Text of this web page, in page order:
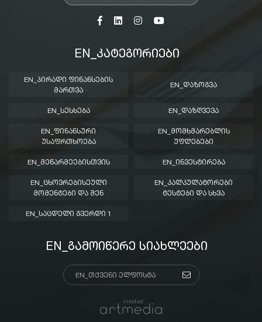
EN_ᲙᲐᲢᲔᲒᲝᲠᲘᲔᲑᲘ
EN_ᲞᲘᲠᲐᲓᲘ ᲤᲘᲜᲐᲜᲡᲔᲑᲘᲡ
ᲛᲐᲠᲗᲕᲐ
EN_ᲓᲐᲖᲝᲒᲕᲐ
EN_ᲡᲔᲡᲮᲔᲑᲐ EN_ᲓᲐᲖᲦᲕᲔᲕᲐ
EN_ᲤᲘᲜᲐᲜᲡᲣᲠᲘ
ᲣᲡᲐᲤᲠᲗᲮᲝᲔᲑᲐ
EN_ᲛᲝᲛᲮᲛᲐᲠᲔᲑᲚᲘᲡ
ᲣᲤᲚᲔᲑᲔᲑᲘ
EN_ᲛᲔᲬᲐᲠᲛᲔᲔᲑᲘᲡᲗᲕᲘᲡ EN_ᲘᲜᲕᲔᲡᲢᲘᲠᲔᲑᲐ
EN_ᲪᲮᲝᲕᲠᲔᲑᲘᲡᲔᲣᲚᲘ
ᲛᲝᲛᲔᲜᲢᲔᲑᲘ ᲓᲐ ᲨᲔᲜ
EN_ᲙᲐᲚᲙᲣᲚᲐᲢᲝᲠᲔᲑᲘ
ᲢᲔᲡᲢᲔᲑᲘ ᲓᲐ ᲡᲮᲕᲐ
EN_ᲡᲐᲪᲓᲔᲚᲘ ᲒᲕᲔᲠᲓᲘ 1
EN_ᲒᲐᲛᲝᲘᲬᲔᲠᲔ ᲡᲘᲐᲮᲚᲔᲔᲑᲘ
created